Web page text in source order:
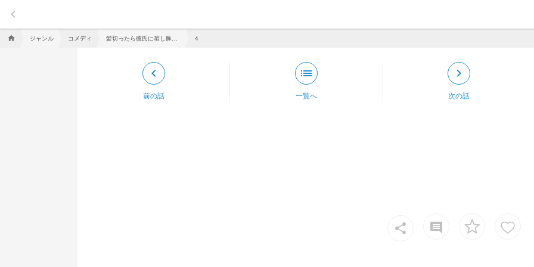
keyboard_arrow_left
home ジャンル コメディ 4
keyboard_arrow_left
前の話
list
一覧へ
keyboard_arrow_right
次の話
share insert_comment